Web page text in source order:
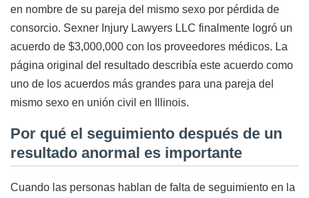
en nombre de su pareja del mismo sexo por pérdida de
consorcio. Sexner Injury Lawyers LLC finalmente logró un
acuerdo de $3,000,000 con los proveedores médicos. La
página original del resultado describía este acuerdo como
uno de los acuerdos más grandes para una pareja del
mismo sexo en unión civil en Illinois.
Por qué el seguimiento después de un
resultado anormal es importante
Cuando las personas hablan de falta de seguimiento en la